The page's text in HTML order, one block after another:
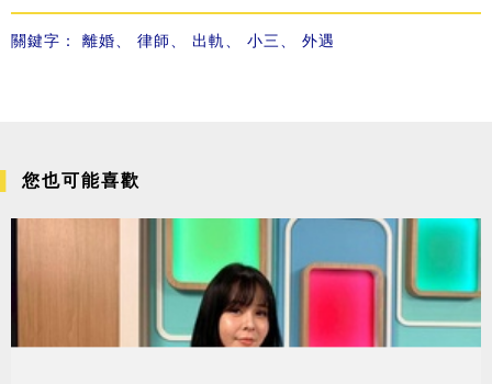
關鍵字： 離婚 律師 出軌 小三 外遇
您也可能喜歡